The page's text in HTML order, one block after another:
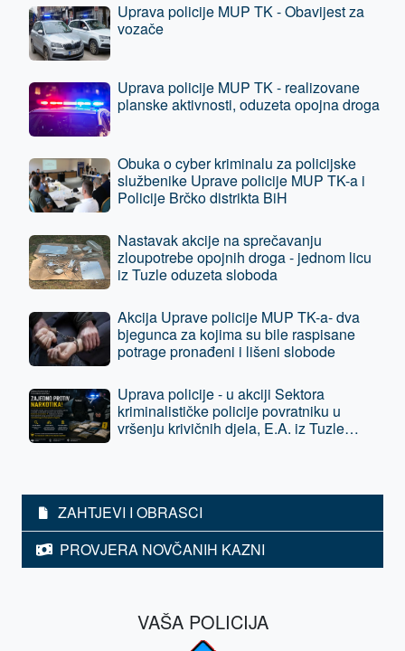
Uprava policije MUP TK - Obavijest za
vozače
Uprava policije MUP TK - realizovane
planske aktivnosti, oduzeta opojna droga
Obuka o cyber kriminalu za policijske
službenike Uprave policije MUP TK-a i
Policije Brčko distrikta BiH
Nastavak akcije na sprečavanju
zloupotrebe opojnih droga - jednom licu
iz Tuzle oduzeta sloboda
Akcija Uprave policije MUP TK-a- dva
bjegunca za kojima su bile raspisane
potrage pronađeni i lišeni slobode
Uprava policije - u akciji Sektora
kriminalističke policije povratniku u
vršenju krivičnih djela, E.A. iz Tuzle
ZAHTJEVI I OBRASCI
PROVJERA NOVČANIH KAZNI
VAŠA POLICIJA